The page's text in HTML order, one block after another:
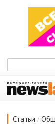
Статьи /